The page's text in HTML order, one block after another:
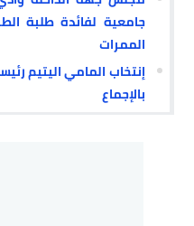
جامعية لفائدة طلبة
الممرات
إنتخاب المامي اليتيم
بالإجماع